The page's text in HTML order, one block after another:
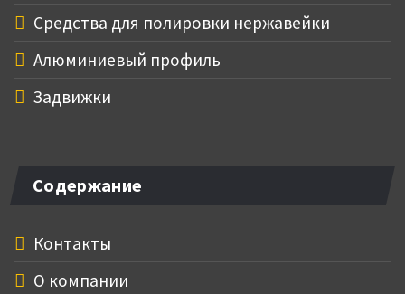
Средства для полировки нержавейки
Алюминиевый профиль
Задвижки
Содержание
Контакты
О компании